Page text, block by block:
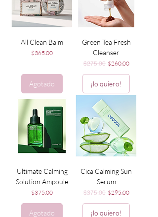
All Clean Balm
Precio
$365.00
Agotado
Green Tea Fresh
Cleanser
Precio
$275.00 Precio de oferta
$260.00
¡lo quiero!
Ultimate Calming
Solution Ampoule
Precio
$375.00
Agotado
Cica Calming Sun
Serum
Precio
$375.00 Precio de oferta
$295.00
¡lo quiero!